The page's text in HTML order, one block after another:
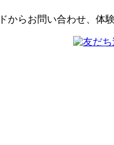
らお問い合わせ、体